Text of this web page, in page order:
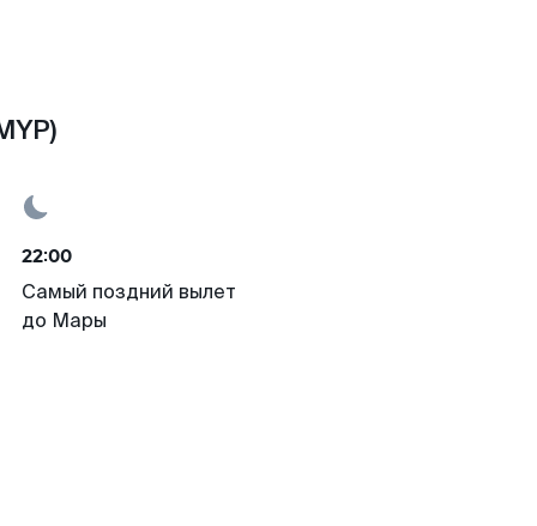
22:00
Самый поздний вылет
до Мары